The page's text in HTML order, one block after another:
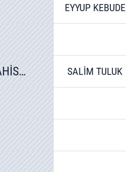
EYYUP KEBUDE
AFYONKARAHİSAR SALİM TULUK